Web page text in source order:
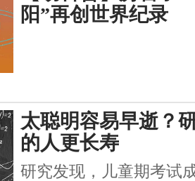
阳”再创世界纪录
太聪明容易早逝？
的人更长寿
研究发现，儿童期考试